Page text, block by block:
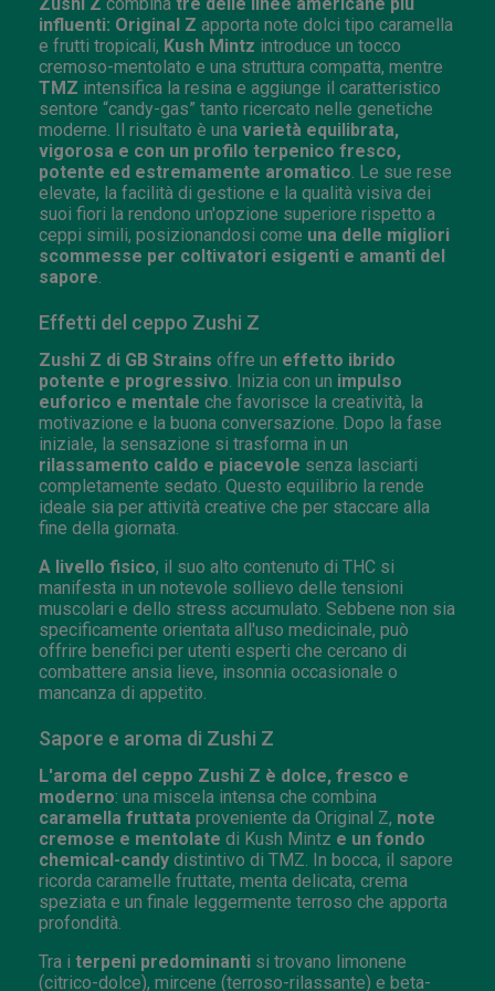
influenti: Original Z apporta note dolci tipo caramella
e frutti tropicali, Kush Mintz introduce un tocco
cremoso-mentolato e una struttura compatta, mentre
TMZ intensifica la resina e aggiunge il caratteristico
sentore “candy-gas” tanto ricercato nelle genetiche
moderne. Il risultato è una varietà equilibrata,
vigorosa e con un profilo terpenico fresco,
potente ed estremamente aromatico . Le sue rese
elevate, la facilità di gestione e la qualità visiva dei
suoi fiori la rendono un'opzione superiore rispetto a
ceppi simili, posizionandosi come una delle migliori
scommesse per coltivatori esigenti e amanti del
sapore
Effetti del ceppo Zushi Z
Zushi Z di GB Strains offre un effetto ibrido
potente e progressivo . Inizia con un impulso
euforico e mentale che favorisce la creatività, la
motivazione e la buona conversazione. Dopo la fase
iniziale, la sensazione si trasforma in un
rilassamento caldo e piacevole senza lasciarti
completamente sedato. Questo equilibrio la rende
ideale sia per attività creative che per staccare alla
fine della giornata.
A livello fisico, il suo alto contenuto di THC si
manifesta in un notevole sollievo delle tensioni
muscolari e dello stress accumulato. Sebbene non sia
specificamente orientata all'uso medicinale, può
offrire benefici per utenti esperti che cercano di
combattere ansia lieve, insonnia occasionale o
mancanza di appetito.
Sapore e aroma di Zushi Z
L'aroma del ceppo Zushi Z è dolce, fresco e
moderno: una miscela intensa che combina
caramella fruttata proveniente da Original Z, note
cremose e mentolate di Kush Mintz e un fondo
chemical-candy distintivo di TMZ. In bocca, il sapore
ricorda caramelle fruttate, menta delicata, crema
speziata e un finale leggermente terroso che apporta
profondità.
Tra i terpeni predominanti si trovano limonene
(citrico-dolce), mircene (terroso-rilassante) e beta-